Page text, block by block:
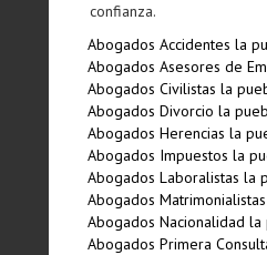
confianza.
Abogados Accidentes la
Abogados Asesores de
Abogados Civilistas la
Abogados Divorcio la
Abogados Herencias la
Abogados Impuestos la
Abogados Laboralistas la
Abogados
Abogados Nacionalidad
Abogados Primera